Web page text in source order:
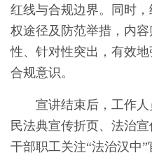
红线与合规边界。同时
权途径及防范举措，内
性、针对性突出，有效
合规意识。
宣讲结束后，工作人
民法典宣传折页、法治
干部职工关注“法治汉中